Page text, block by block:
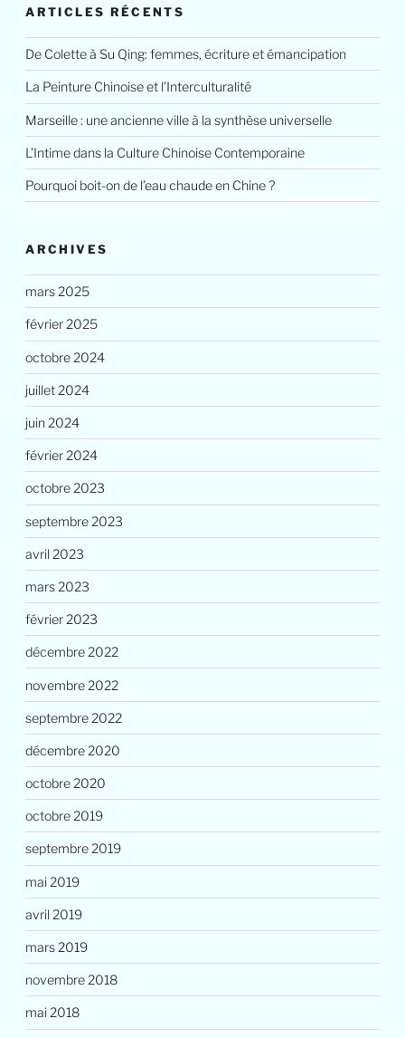
ARTICLES RÉCENTS
De Colette à Su Qing: femmes, écriture et émancipation
La Peinture Chinoise et l’Interculturalité
Marseille : une ancienne ville à la synthèse universelle
L’Intime dans la Culture Chinoise Contemporaine
Pourquoi boit-on de l’eau chaude en Chine ?
ARCHIVES
mars 2025
février 2025
octobre 2024
juillet 2024
juin 2024
février 2024
octobre 2023
septembre 2023
avril 2023
mars 2023
février 2023
décembre 2022
novembre 2022
septembre 2022
décembre 2020
octobre 2020
octobre 2019
septembre 2019
mai 2019
avril 2019
mars 2019
novembre 2018
mai 2018